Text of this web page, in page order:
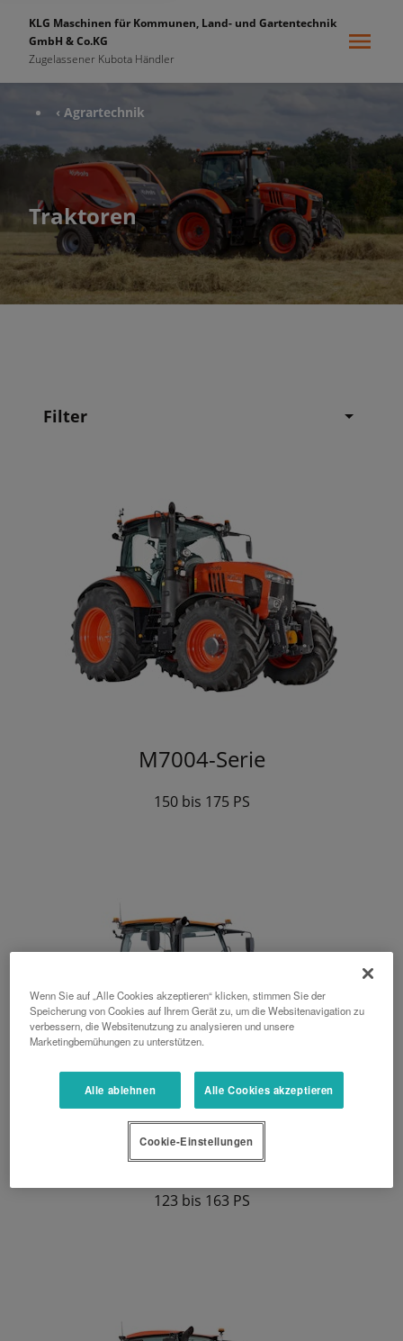
KLG Maschinen für Kommunen, Land- und Gartentechnik
GmbH & Co.KG
Zugelassener Kubota Händler
‹ Agrartechnik
Traktoren
Filter
M7004-Serie
150 bis 175 PS
M6002-Serie
123 bis 163 PS
Wenn Sie auf „Alle Cookies akzeptieren“ klicken, stimmen Sie der
Speicherung von Cookies auf Ihrem Gerät zu, um die Websitenavigation zu
verbessern, die Websitenutzung zu analysieren und unsere
Marketingbemühungen zu unterstützen.
Alle ablehnen Alle Cookies akzeptieren
Cookie-Einstellungen